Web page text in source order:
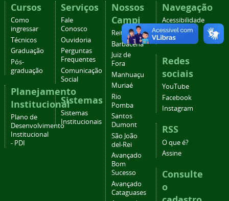
Cursos
Como
ingressar
Técnicos
Graduação
Pós-
graduação
Planejamento
Institucional
Plano de
Desenvolvimento
Institucional
- PDI
Serviços
Fale
Conosco
Ouvidoria
Perguntas
Frequentes
Comunicação
Social
Sistemas
Sistemas
Institucionais
Nossos
Campi
Reitoria
Barbacena
Juiz de
Fora
Manhuaçu
Muriaé
Rio
Pomba
Santos
Dumont
São João
del-Rei
Avançado
Bom
Sucesso
Avançado
Cataguases
Navegação
Acessibilidade
Mapa do
site
Redes
sociais
YouTube
Facebook
Instagram
RSS
O que é?
Assine
Consulte
o